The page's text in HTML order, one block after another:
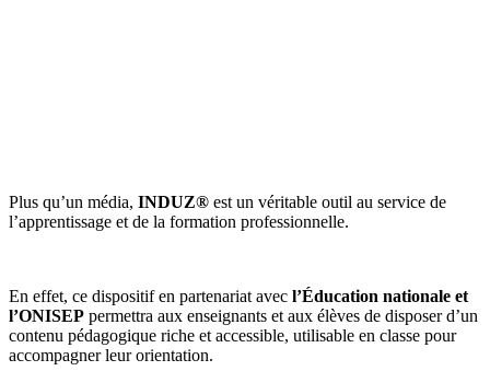
Plus qu’un média, INDUZ® est un véritable outil au service de
l’apprentissage et de la formation professionnelle.
En effet, ce dispositif en partenariat avec l’Éducation nationale et
l’ONISEP permettra aux enseignants et aux élèves de disposer d’un
contenu pédagogique riche et accessible, utilisable en classe pour
accompagner leur orientation.